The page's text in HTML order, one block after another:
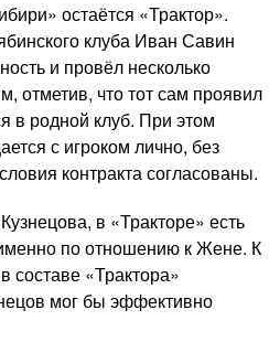
остаётся «Трактор».
клуба Иван Савин
и провёл несколько
отметив, что тот сам проявил
в родной клуб. При этом
с игроком лично, без
контракта согласованы.
в «Тракторе» есть
по отношению к Жене. К
составе «Трактора»
мог бы эффективно